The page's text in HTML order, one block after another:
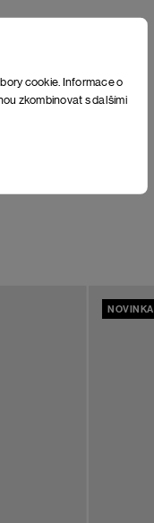
cookie. Informace o
zkombinovat s dalšími
NOVINKA